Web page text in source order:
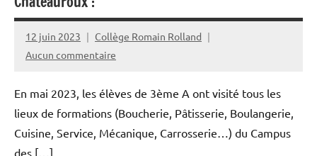
12 juin 2023
Collège Romain Rolland
Aucun commentaire
En mai 2023, les élèves de 3ème A ont visité tous les
lieux de formations (Boucherie, Pâtisserie, Boulangerie,
Cuisine, Service, Mécanique, Carrosserie…) du Campus
des […]